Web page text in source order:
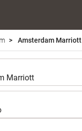
Amsterdam Marriott